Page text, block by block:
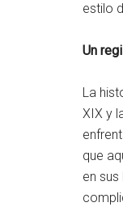
estilo
Un
La
XIX y
que
en